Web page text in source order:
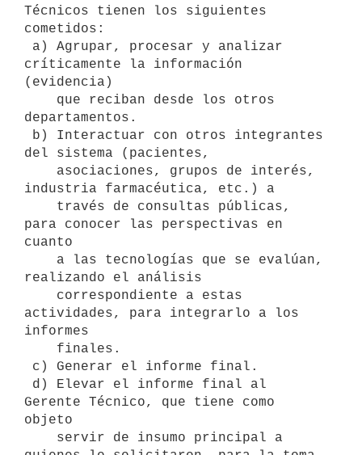
Técnicos tienen los siguientes
cometidos:
críticamente la información
(evidencia)
departamentos.
del sistema (pacientes,
industria farmacéutica, etc.) a
para conocer las perspectivas en
cuanto
realizando el análisis
actividades, para integrarlo a los
informes
Gerente Técnico, que tiene como
objeto